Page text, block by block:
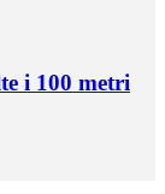
i 100 metri